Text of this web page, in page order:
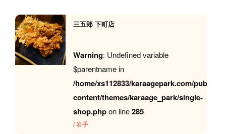
三五郎 下町店
Warning: Undefined variable
$parentname in
/home/xs112833/karaagepark.com/
content/themes/karaage_park/single-
shop.phpon line285
/岩手